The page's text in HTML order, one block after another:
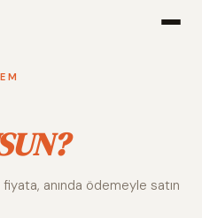
Alım
anında ödemeyle satın